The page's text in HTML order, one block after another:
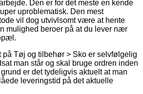
Den er for det meste en kende
uproblematisk. Den mest
vil dog utvivlsomt være at hente
mulighed beroer på at du lever nær
på Tøj og tilbehør > Sko er selvfølgelig
man står og skal bruge ordren inden
er det tydeligvis aktuelt at man
leveringstid på det aktuelle